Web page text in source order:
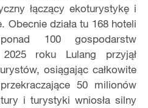
łączący ekoturystykę i
Obecnie działa tu 168 hoteli
100 gospodarstw
roku Lulang przyjął
osiągając całkowite
50 milionów
i turystyki wniosła silny